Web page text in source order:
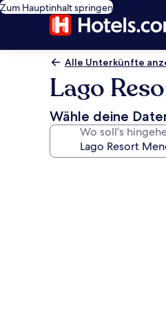
Zum Hauptinhalt springen
Alle Unterkünfte
Lago
Wähle deine
Wo soll’s